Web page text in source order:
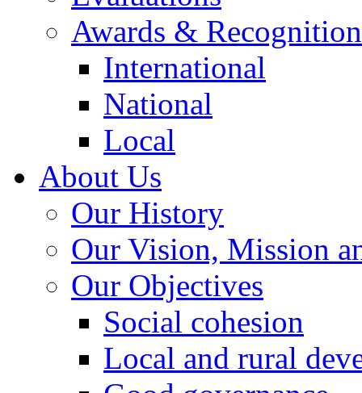
Awards &
International
National
Local
About Us
Our History
Our Vision, Mission
Our Objectives
Social cohesion
Local and rural